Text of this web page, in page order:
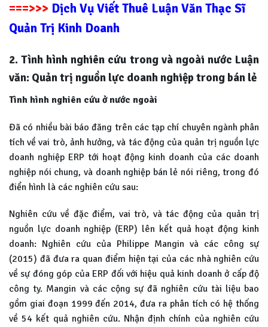
===>>> Dịch Vụ Viết Thuê Luận Văn Thạc Sĩ
Quản Trị Kinh Doanh
2. Tình hình nghiên cứu trong và ngoài nước Luận
văn: Quản trị nguồn lực doanh nghiệp trong bán lẻ
Tình hình nghiên cứu ở nước ngoài
Đã có nhiều bài báo đăng trên các tạp chí chuyên ngành phân
tích về vai trò, ảnh hưởng, và tác động của quản trị nguồn lực
doanh nghiệp ERP tới hoạt động kinh doanh của các doanh
nghiệp nói chung, và doanh nghiệp bán lẻ nói riêng, trong đó
điển hình là các nghiên cứu sau:
Nghiên cứu về đặc điểm, vai trò, và tác động của quản trị
nguồn lực doanh nghiệp (ERP) lên kết quả hoạt động kinh
doanh: Nghiên cứu của Philippe Mangin và các công sự
(2015) đã đưa ra quan điểm hiện tại của các nhà nghiên cứu
về sự đóng góp của ERP đối với hiệu quả kinh doanh ở cấp độ
công ty. Mangin và các cộng sự đã nghiên cứu tài liệu bao
gồm giai đoạn 1999 đến 2014, đưa ra phân tích có hệ thống
về 54 kết quả nghiên cứu. Nhận định chính của nghiên cứu